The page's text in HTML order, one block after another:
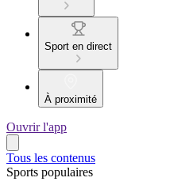
Sport en direct
À proximité
Ouvrir l'app
Tous les contenus
Sports populaires